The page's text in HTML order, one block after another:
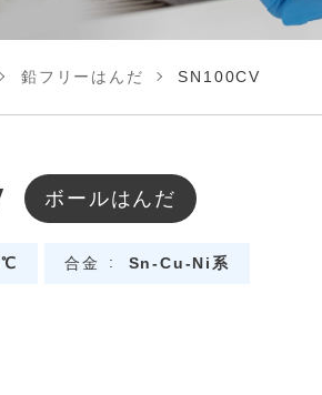
鉛フリーはんだ SN100CV
ボールはんだ
合金 Sn-Cu-Ni系